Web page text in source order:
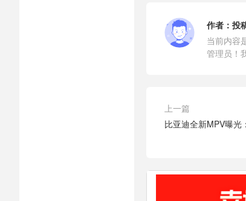
作者： 投
当前内容
管理员！
上一篇
比亚迪全新MPV曝光